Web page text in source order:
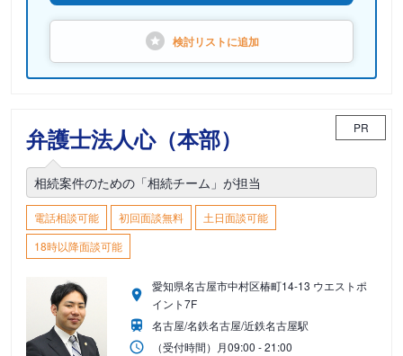
検討リストに追加
弁護士法人心（本部） PR
相続案件のための「相続チーム」が担当
電話相談可能 初回面談無料
土日面談可能
18時以降面談可能
愛知県名古屋市中村区椿町14-13 ウエストポ
イント7F
名古屋/名鉄名古屋/近鉄名古屋駅
（受付時間） 月09:00 - 21:00